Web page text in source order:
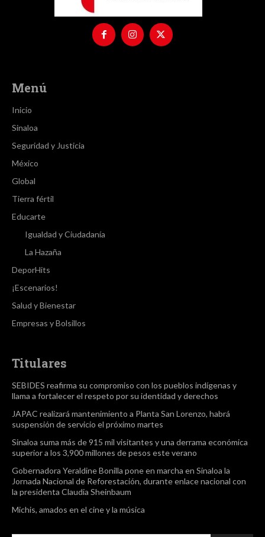
Menú
Inicio
Sinaloa
Seguridad y Justicia
México
Global
Tierra fértil
Educarte
Igualdad y Ciudadanía
La Hazaña
DeporHits
¡Escenarios!
Salud y Bienestar
Empresas y Bolsillos
Titulares
SEBIDES reafirma su compromiso con los pueblos indígenas y
llama a fortalecer el respeto por su identidad y derechos
JAPAC realizará mantenimiento a Planta San Lorenzo, habrá
suspensión de servicio el próximo martes
Sinaloa suma más de 915 mil visitantes y una derrama económica
superior a los 3,900 millones de pesos este verano
Gobernadora Yeraldine Bonilla pone en marcha en Sinaloa la
Jornada Nacional de Reforestación, durante enlace nacional con
la presidenta Claudia Sheinbaum
Michis, amados en el cine y la música